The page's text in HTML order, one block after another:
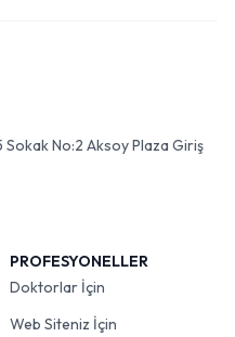
Sokak No:2 Aksoy Plaza Giriş
PROFESYONELLER
Doktorlar İçin
Web Siteniz İçin